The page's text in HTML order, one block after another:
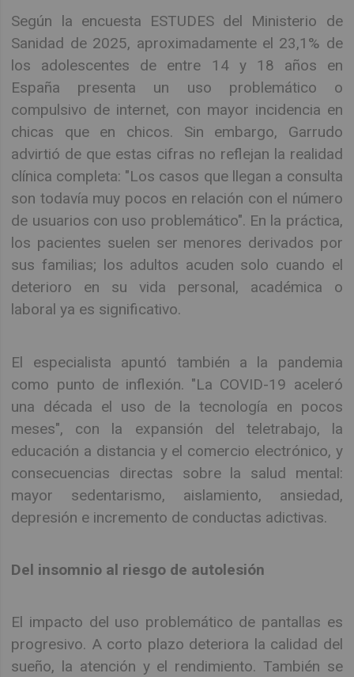
Según la encuesta ESTUDES del Ministerio de
Sanidad de 2025, aproximadamente el 23,1% de
los adolescentes de entre 14 y 18 años en
España presenta un uso problemático o
compulsivo de internet, con mayor incidencia en
chicas que en chicos. Sin embargo, Garrudo
advirtió de que estas cifras no reflejan la realidad
clínica completa: "Los casos que llegan a consulta
son todavía muy pocos en relación con el número
de usuarios con uso problemático". En la práctica,
los pacientes suelen ser menores derivados por
sus familias; los adultos acuden solo cuando el
deterioro en su vida personal, académica o
laboral ya es significativo.
El especialista apuntó también a la pandemia
como punto de inflexión. "La COVID-19 aceleró
una década el uso de la tecnología en pocos
meses", con la expansión del teletrabajo, la
educación a distancia y el comercio electrónico, y
consecuencias directas sobre la salud mental:
mayor sedentarismo, aislamiento, ansiedad,
depresión e incremento de conductas adictivas.
Del insomnio al riesgo de autolesión
El impacto del uso problemático de pantallas es
progresivo. A corto plazo deteriora la calidad del
sueño, la atención y el rendimiento. También se